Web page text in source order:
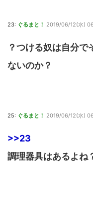
23: ぐるまと！ 2019/06/12(水)
？つける奴は自分で
ないのか？
25: ぐるまと！ 2019/06/12(水)
>>23
調理器具はあるよね